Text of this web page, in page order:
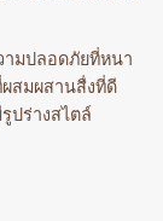
ามปลอดภัยที่หนา
สมผสานสื่งที่ดี
ปร่างสไตล์